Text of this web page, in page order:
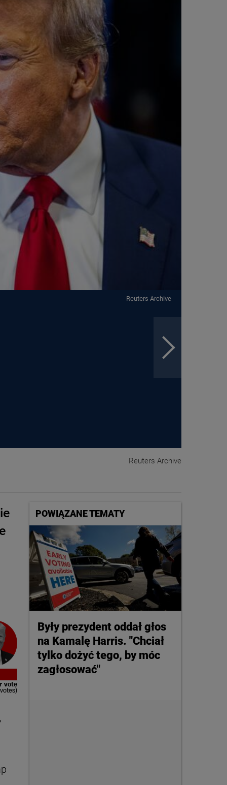
Reuters Archive
Reuters Archive
vote
POWIĄZANE TEMATY
Były prezydent oddał głos
na Kamalę Harris. "Chciał
tylko dożyć tego, by móc
zagłosować"